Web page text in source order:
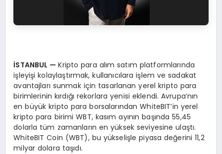
İSTANBUL —Kripto para alım satım platformlarında
işleyişi kolaylaştırmak, kullanıcılara işlem ve sadakat
avantajları sunmak için tasarlanan yerel kripto para
birimlerinin kırdığı rekorlara yenisi eklendi. Avrupa’nın
en büyük kripto para borsalarından WhiteBIT’in yerel
kripto para birimi WBT, kasım ayının başında 55,45
dolarla tüm zamanların en yüksek seviyesine ulaştı.
WhiteBIT Coin (WBT), bu yükselişle piyasa değerini 11,2
milyar dolara taşıdı.